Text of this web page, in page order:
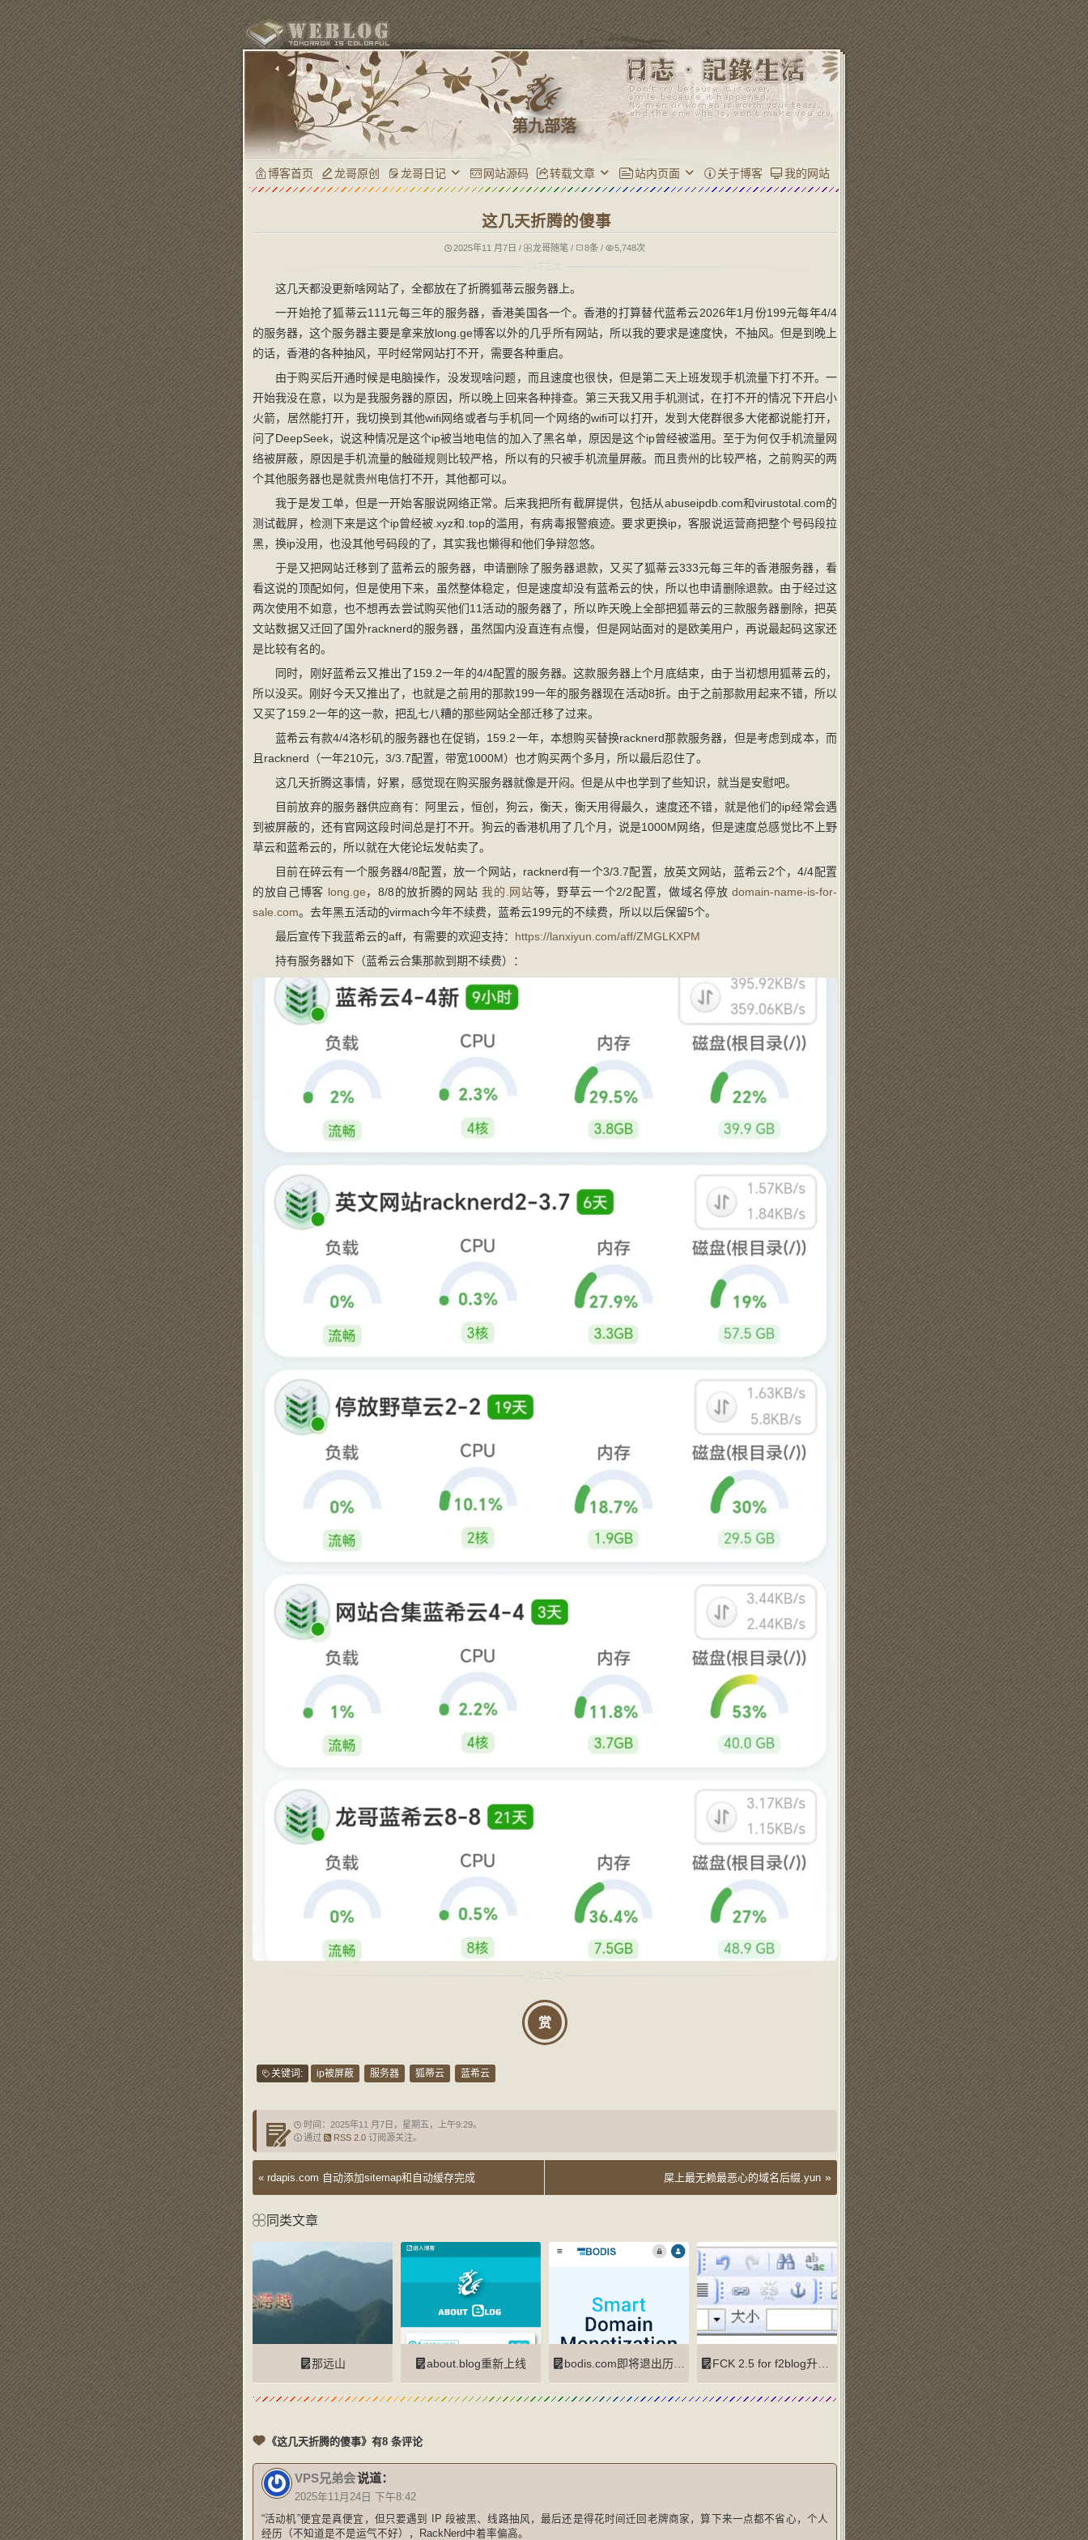
第九部落
博客首页 龙哥原创 龙哥日记 网站源码 转载文章 站内页面 关于博客 我的网站
这几天折腾的傻事
2025年11 月7日 / 龙哥随笔 / 8条 / 5,748次
这几天都没更新啥网站了，全都放在了折腾狐蒂云服务器上。
一开始抢了狐蒂云111元每三年的服务器，香港美国各一个。香港的打算替代蓝希云2026年1月份199元每年4/4
的服务器，这个服务器主要是拿来放long.ge博客以外的几乎所有网站，所以我的要求是速度快，不抽风。但是到晚上
的话，香港的各种抽风，平时经常网站打不开，需要各种重启。
由于购买后开通时候是电脑操作，没发现啥问题，而且速度也很快，但是第二天上班发现手机流量下打不开。一
开始我没在意，以为是我服务器的原因，所以晚上回来各种排查。第三天我又用手机测试，在打不开的情况下开启小
火箭，居然能打开，我切换到其他wifi网络或者与手机同一个网络的wifi可以打开，发到大佬群很多大佬都说能打开，
问了DeepSeek，说这种情况是这个ip被当地电信的加入了黑名单，原因是这个ip曾经被滥用。至于为何仅手机流量网
络被屏蔽，原因是手机流量的触碰规则比较严格，所以有的只被手机流量屏蔽。而且贵州的比较严格，之前购买的两
个其他服务器也是就贵州电信打不开，其他都可以。
我于是发工单，但是一开始客服说网络正常。后来我把所有截屏提供，包括从abuseipdb.com和virustotal.com的
测试截屏，检测下来是这个ip曾经被.xyz和.top的滥用，有病毒报警痕迹。要求更换ip，客服说运营商把整个号码段拉
黑，换ip没用，也没其他号码段的了，其实我也懒得和他们争辩忽悠。
于是又把网站迁移到了蓝希云的服务器，申请删除了服务器退款，又买了狐蒂云333元每三年的香港服务器，看
看这说的顶配如何，但是使用下来，虽然整体稳定，但是速度却没有蓝希云的快，所以也申请删除退款。由于经过这
两次使用不如意，也不想再去尝试购买他们11活动的服务器了，所以昨天晚上全部把狐蒂云的三款服务器删除，把英
文站数据又迁回了国外racknerd的服务器，虽然国内没直连有点慢，但是网站面对的是欧美用户，再说最起码这家还
是比较有名的。
同时，刚好蓝希云又推出了159.2一年的4/4配置的服务器。这款服务器上个月底结束，由于当初想用狐蒂云的，
所以没买。刚好今天又推出了，也就是之前用的那款199一年的服务器现在活动8折。由于之前那款用起来不错，所以
又买了159.2一年的这一款，把乱七八糟的那些网站全部迁移了过来。
蓝希云有款4/4洛杉矶的服务器也在促销，159.2一年，本想购买替换racknerd那款服务器，但是考虑到成本，而
且racknerd（一年210元，3/3.7配置，带宽1000M）也才购买两个多月，所以最后忍住了。
这几天折腾这事情，好累，感觉现在购买服务器就像是开闷。但是从中也学到了些知识，就当是安慰吧。
目前放弃的服务器供应商有：阿里云，恒创，狗云，衡天，衡天用得最久，速度还不错，就是他们的ip经常会遇
到被屏蔽的，还有官网这段时间总是打不开。狗云的香港机用了几个月，说是1000M网络，但是速度总感觉比不上野
草云和蓝希云的，所以就在大佬论坛发帖卖了。
目前在碎云有一个服务器4/8配置，放一个网站，racknerd有一个3/3.7配置，放英文网站，蓝希云2个，4/4配置
的放自己博客 long.ge，8/8的放折腾的网站我的.网站等，野草云一个2/2配置，做域名停放domain-name-is-for-
sale.com。去年黑五活动的virmach今年不续费，蓝希云199元的不续费，所以以后保留5个。
最后宣传下我蓝希云的aff，有需要的欢迎支持： https://lanxiyun.com/aff/ZMGLKXPM
持有服务器如下（蓝希云合集那款到期不续费）：
赏
关键词: ip被屏蔽 服务器 狐蒂云 蓝希云
时间：2025年11 月7日，星期五，上午9:29。
通过
RSS 2.0 订阅源关注。
« rdapis.com 自动添加sitemap和自动缓存完成 屎上最无赖最恶心的域名后缀.yun »
《这几天折腾的傻事》有8 条评论
VPS兄弟会说道：
2025年11月24日 下午8:42
“活动机”便宜是真便宜，但只要遇到 IP 段被黑、线路抽风，最后还是得花时间迁回老牌商家，算下来一点都不省心，个人
经历（不知道是不是运气不好），RackNerd中着率偏高。
同类文章
那远山 about.blog重新上线 bodis.com即将退出历史舞台 FCK 2.5 for f2blog升级完毕